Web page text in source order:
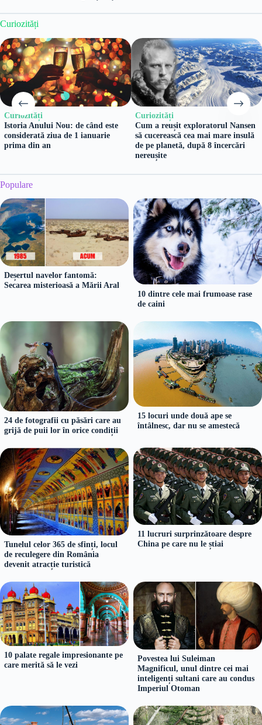
Curiozități
Curiozități
Istoria Anului Nou: de când este
considerată ziua de 1 ianuarie
prima din an
Curiozități
Cum a reușit exploratorul Nansen
să cucerească cea mai mare insulă
de pe planetă, după 8 încercări
nereușite
Populare
Deșertul navelor fantomă:
Secarea misterioasă a Mării Aral
10 dintre cele mai frumoase rase
de caini
24 de fotografii cu păsări care au
grijă de puii lor în orice condiții
15 locuri unde două ape se
întâlnesc, dar nu se amestecă
Tunelul celor 365 de sfinți, locul
de reculegere din România
devenit atracție turistică
11 lucruri surprinzătoare despre
China pe care nu le știai
10 palate regale impresionante pe
care merită să le vezi
Povestea lui Suleiman
Magnificul, unul dintre cei mai
inteligenți sultani care au condus
Imperiul Otoman